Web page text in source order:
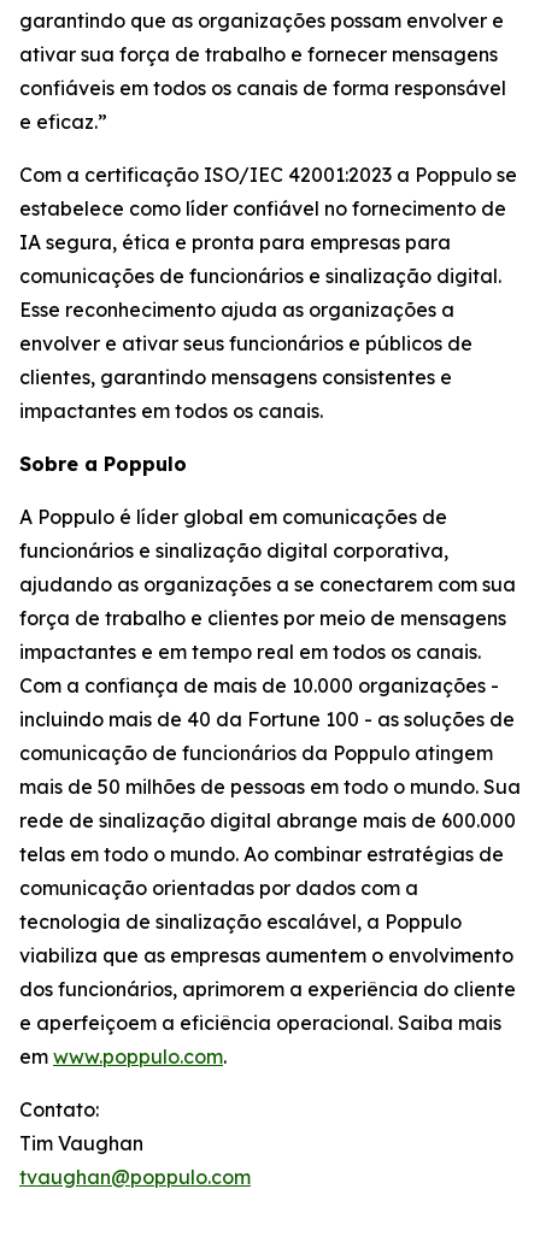
garantindo que as organizações possam envolver e
ativar sua força de trabalho e fornecer mensagens
confiáveis em todos os canais de forma responsável
e eficaz.”
Com a certificação ISO/IEC 42001:2023 a Poppulo se
estabelece como líder confiável no fornecimento de
IA segura, ética e pronta para empresas para
comunicações de funcionários e sinalização digital.
Esse reconhecimento ajuda as organizações a
envolver e ativar seus funcionários e públicos de
clientes, garantindo mensagens consistentes e
impactantes em todos os canais.
Sobre a Poppulo
A Poppulo é líder global em comunicações de
funcionários e sinalização digital corporativa,
ajudando as organizações a se conectarem com sua
força de trabalho e clientes por meio de mensagens
impactantes e em tempo real em todos os canais.
Com a confiança de mais de 10.000 organizações -
incluindo mais de 40 da Fortune 100 - as soluções de
comunicação de funcionários da Poppulo atingem
mais de 50 milhões de pessoas em todo o mundo. Sua
rede de sinalização digital abrange mais de 600.000
telas em todo o mundo. Ao combinar estratégias de
comunicação orientadas por dados com a
tecnologia de sinalização escalável, a Poppulo
viabiliza que as empresas aumentem o envolvimento
dos funcionários, aprimorem a experiência do cliente
e aperfeiçoem a eficiência operacional. Saiba mais
em www.poppulo.com.
Contato:
Tim Vaughan
tvaughan@poppulo.com